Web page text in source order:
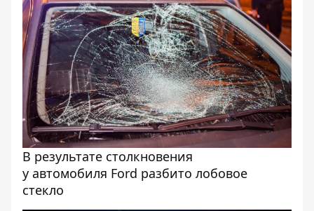
В результате столкновения
у автомобиля Ford разбито лобовое
стекло